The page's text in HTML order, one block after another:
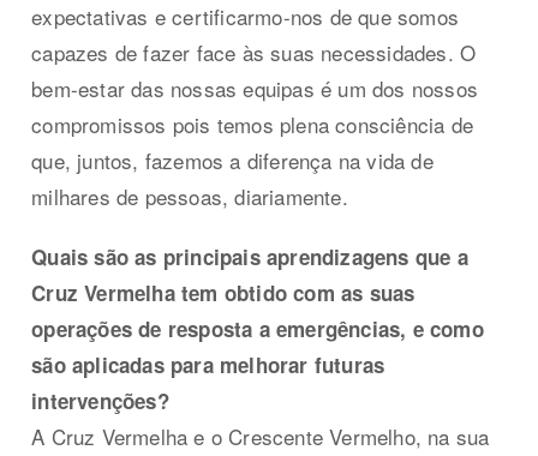
expectativas e certificarmo-nos de que somos
capazes de fazer face às suas necessidades. O
bem-estar das nossas equipas é um dos nossos
compromissos pois temos plena consciência de
que, juntos, fazemos a diferença na vida de
milhares de pessoas, diariamente.
Quais são as principais aprendizagens que a
Cruz Vermelha tem obtido com as suas
operações de resposta a emergências, e como
são aplicadas para melhorar futuras
intervenções?
A Cruz Vermelha e o Crescente Vermelho, na sua